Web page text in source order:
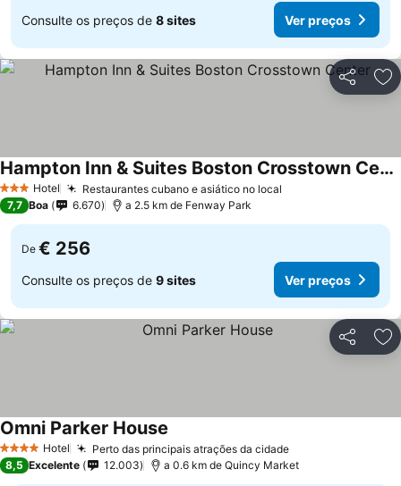
Consulte os preços de 8 sites Ver preços
Partilhar
3 EstrelasHotel Restaurantes cubano e asiático no local
Hampton Inn & Suites Boston Crosstown Center
7,7 Boa 6.670 a 2.5 km de Fenway Park
De € 256
Consulte os preços de 9 sites Ver preços
Partilhar
4 EstrelasHotel Perto das principais atrações da cidade
Omni Parker House
8,5 Excelente 12.003 a 0.6 km de Quincy Market